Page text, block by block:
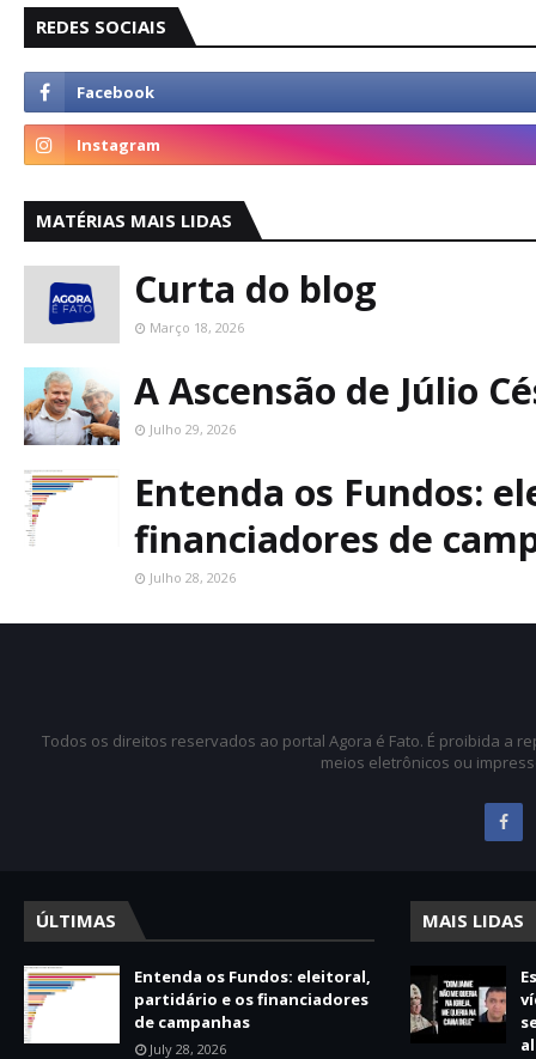
REDES SOCIAIS
MATÉRIAS MAIS LIDAS
Curta do blog
Março 18, 2026
A Ascensão de Júlio
Julho 29, 2026
Entenda os Fundos:
financiadores de
Julho 28, 2026
Todos os direitos reservados ao portal Agora é Fato. É proibida a
meios eletrônicos ou
ÚLTIMAS
Entenda os Fundos: eleitoral,
partidário e os financiadores
de campanhas
July 28, 2026
MAIS LIDAS